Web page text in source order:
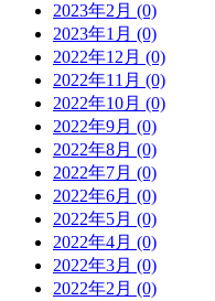
2023年2月 (0)
2023年1月 (0)
2022年12月 (0)
2022年11月 (0)
2022年10月 (0)
2022年9月 (0)
2022年8月 (0)
2022年7月 (0)
2022年6月 (0)
2022年5月 (0)
2022年4月 (0)
2022年3月 (0)
2022年2月 (0)